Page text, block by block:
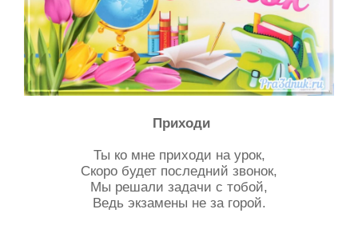
Приходи
Ты ко мне приходи на урок,
Скоро будет последний звонок,
Мы решали задачи с тобой,
Ведь экзамены не за горой.